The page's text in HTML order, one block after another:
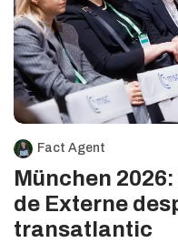
Fact Agent
München
de Externe
transatlantic